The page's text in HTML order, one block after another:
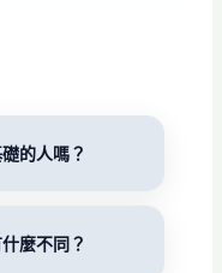
的人嗎？
麼不同？